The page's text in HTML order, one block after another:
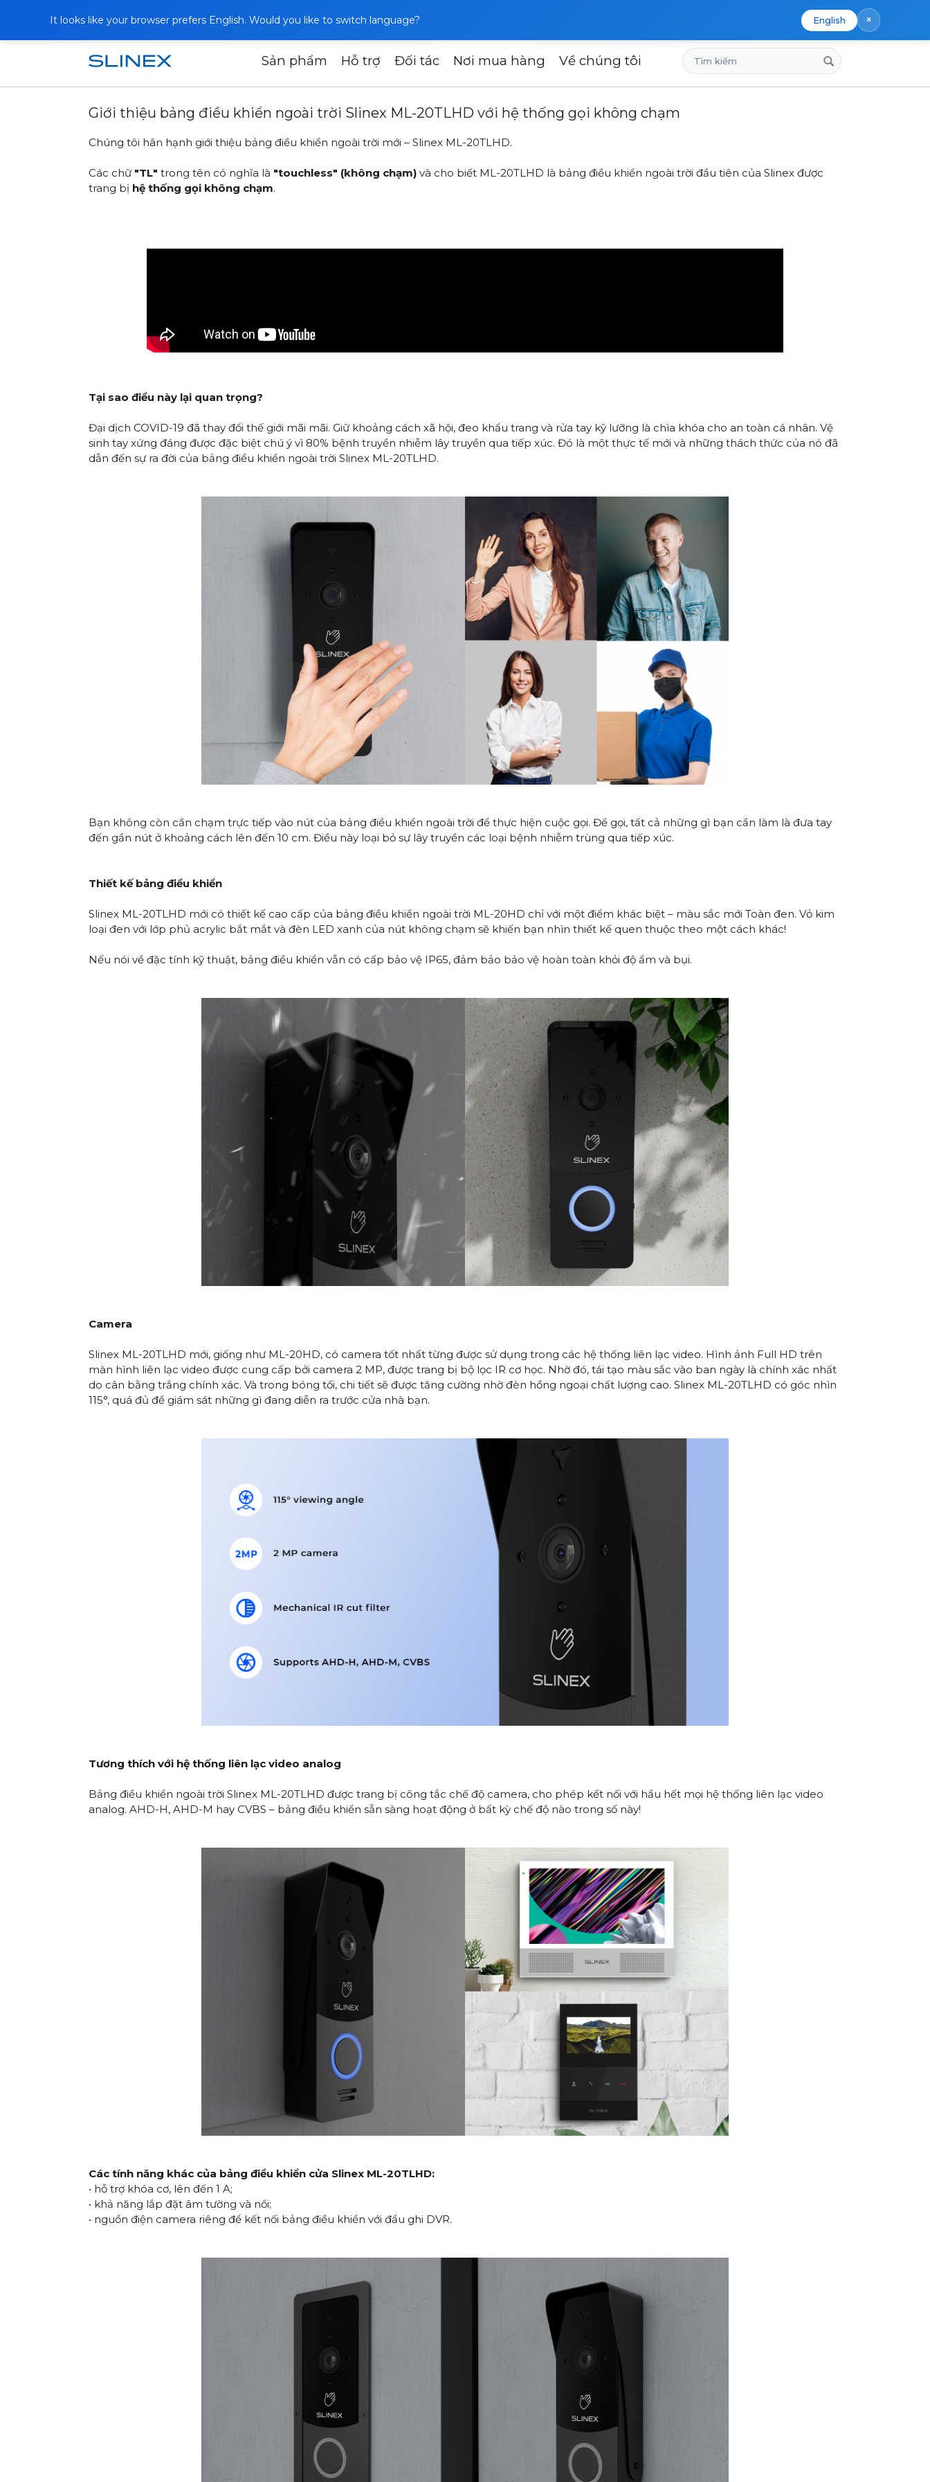
It looks like your browser prefers English. Would you like to switch language? English ×
Sản phẩm Hỗ trợ Đối tác Nơi mua hàng Về chúng tôi
Tìm
kiếm
Trang chủ Bài viết Giới thiệu bảng điều khiển ngoài trời Slinex ML-20TLHD với hệ thống gọi không chạm
Giới thiệu bảng điều khiển ngoài trời Slinex ML-20TLHD với hệ thống gọi không chạm
Chúng tôi hân hạnh giới thiệu bảng điều khiển ngoài trời mới – Slinex ML-20TLHD.
Các chữ "TL" trong tên có nghĩa là "touchless" (không chạm)và cho biết ML-20TLHD là bảng điều khiển ngoài trời đầu tiên của Slinex được
trang bị hệ thống gọi không chạm.
Tại sao điều này lại quan trọng?
Đại dịch COVID-19 đã thay đổi thế giới mãi mãi. Giữ khoảng cách xã hội, đeo khẩu trang và rửa tay kỹ lưỡng là chìa khóa cho an toàn cá nhân. Vệ
sinh tay xứng đáng được đặc biệt chú ý vì 80% bệnh truyền nhiễm lây truyền qua tiếp xúc. Đó là một thực tế mới và những thách thức của nó đã
dẫn đến sự ra đời của bảng điều khiển ngoài trời Slinex ML-20TLHD.
Bạn không còn cần chạm trực tiếp vào nút của bảng điều khiển ngoài trời để thực hiện cuộc gọi. Để gọi, tất cả những gì bạn cần làm là đưa tay
đến gần nút ở khoảng cách lên đến 10 cm. Điều này loại bỏ sự lây truyền các loại bệnh nhiễm trùng qua tiếp xúc.
Thiết kế bảng điều khiển
Slinex ML-20TLHD mới có thiết kế cao cấp của bảng điều khiển ngoài trời ML-20HD chỉ với một điểm khác biệt – màu sắc mới Toàn đen. Vỏ kim
loại đen với lớp phủ acrylic bắt mắt và đèn LED xanh của nút không chạm sẽ khiến bạn nhìn thiết kế quen thuộc theo một cách khác!
Nếu nói về đặc tính kỹ thuật, bảng điều khiển vẫn có cấp bảo vệ IP65, đảm bảo bảo vệ hoàn toàn khỏi độ ẩm và bụi.
Camera
Slinex ML-20TLHD mới, giống như ML-20HD, có camera tốt nhất từng được sử dụng trong các hệ thống liên lạc video. Hình ảnh Full HD trên
màn hình liên lạc video được cung cấp bởi camera 2 MP, được trang bị bộ lọc IR cơ học. Nhờ đó, tái tạo màu sắc vào ban ngày là chính xác nhất
do cân bằng trắng chính xác. Và trong bóng tối, chi tiết sẽ được tăng cường nhờ đèn hồng ngoại chất lượng cao. Slinex ML-20TLHD có góc nhìn
115°, quá đủ để giám sát những gì đang diễn ra trước cửa nhà bạn.
Tương thích với hệ thống liên lạc video analog
Bảng điều khiển ngoài trời Slinex ML-20TLHD được trang bị công tắc chế độ camera, cho phép kết nối với hầu hết mọi hệ thống liên lạc video
analog. AHD-H, AHD-M hay CVBS – bảng điều khiển sẵn sàng hoạt động ở bất kỳ chế độ nào trong số này!
Các tính năng khác của bảng điều khiển cửa Slinex ML-20TLHD:
• hỗ trợ khóa cơ, lên đến 1 A;
• khả năng lắp đặt âm tường và nổi;
• nguồn điện camera riêng để kết nối bảng điều khiển với đầu ghi DVR.